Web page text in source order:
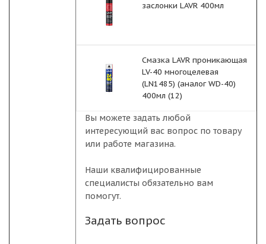
заслонки LAVR 400мл
Смазка LAVR проникающая
LV-40 многоцелевая
(LN1485) (аналог WD-40)
400мл (12)
Вы можете задать любой
интересующий вас вопрос по товару
или работе магазина.
Наши квалифицированные
специалисты обязательно вам
помогут.
Задать вопрос